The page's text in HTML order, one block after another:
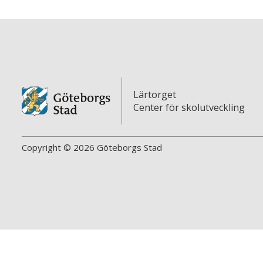
Lärtorget
Center för skolutveckling
Copyright © 2026 Göteborgs Stad